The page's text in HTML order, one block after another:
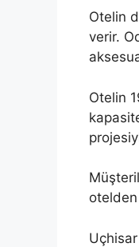
Otelin
verir.
Otelin